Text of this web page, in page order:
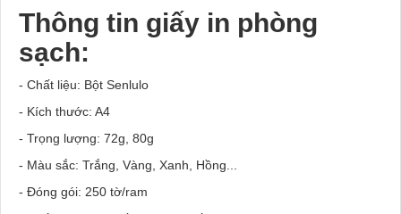
Thông tin giấy in phòng
sạch:
- Chất liệu: Bột Senlulo
- Kích thước: A4
- Trọng lượng: 72g, 80g
- Màu sắc: Trắng, Vàng, Xanh, Hồng...
- Đóng gói: 250 tờ/ram